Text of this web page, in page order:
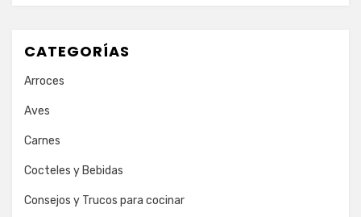
CATEGORÍAS
Arroces
Aves
Carnes
Cocteles y Bebidas
Consejos y Trucos para cocinar